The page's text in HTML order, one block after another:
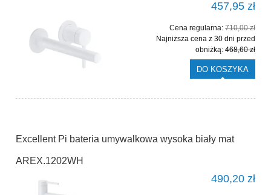
457,95 zł
Cena regularna: 710,00 zł
Najniższa cena z 30 dni przed
obniżką: 468,60 zł
DO KOSZYKA
Excellent Pi bateria umywalkowa wysoka biały mat
AREX.1202WH
490,20 zł